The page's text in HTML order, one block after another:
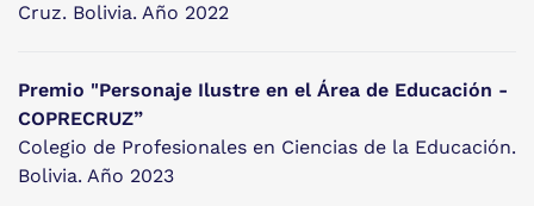
Cruz. Bolivia. Año 2022
Premio "Personaje Ilustre en el Área de Educación -
COPRECRUZ”
Colegio de Profesionales en Ciencias de la Educación.
Bolivia. Año 2023